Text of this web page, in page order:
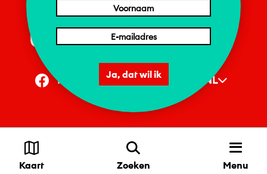
Facebook Instagram NL
Utrecht & Partners
Privacyvoorkeuren
1 = NL | 2 = DE | 4 = EN
Ja, dat wil ik
Kaart Zoeken Menu